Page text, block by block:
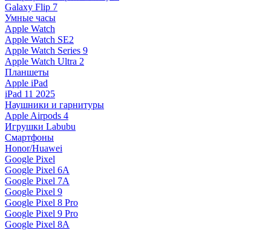
Galaxy Flip 7
Умные часы
Apple Watch
Apple Watch SE2
Apple Watch Series 9
Apple Watch Ultra 2
Планшеты
Apple iPad
iPad 11 2025
Наушники и гарнитуры
Apple Airpods 4
Игрушки Labubu
Смартфоны
Honor/Huawei
Google Pixel
Google Pixel 6A
Google Pixel 7А
Google Pixel 9
Google Pixel 8 Pro
Google Pixel 9 Pro
Google Pixel 8A